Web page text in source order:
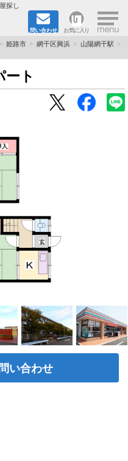
探し
問い合わせ お気に入り ×
姫路市 網干区興浜
山陽網干駅
ート
い合わせ